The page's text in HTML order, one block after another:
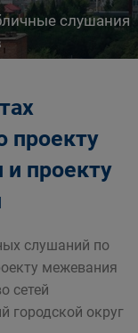
слушания
проекту
и проекту
слушаний по
межевания
сетей
городской округ